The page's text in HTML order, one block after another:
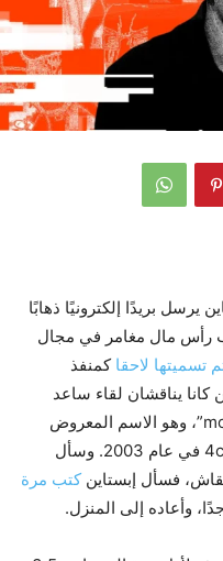
إبستاين يرسل بريدًا إلكترونيًا ذهابًا
رأس مال مغامر في مجال
تسميتها لاحقا كمنفذ
كانا يناقشان لقاء ساعد
نيكوليتش ​​في ترتيبه بين إبستاين و”moot”، وهو الاسم المعروض
لكريستوفر بول، الذي أنشأ منصة 4chan في عام 2003. وسأل
فسأل إبستاينكتب مرة
وأعاده إلى المنزل.